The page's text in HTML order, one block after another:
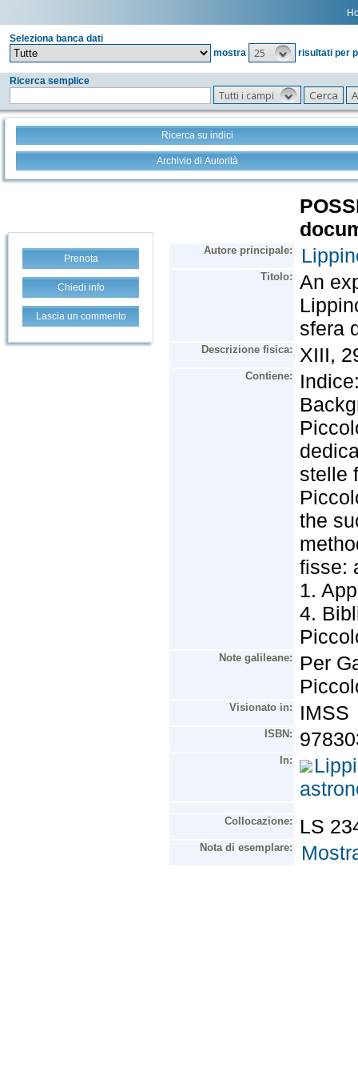
Seleziona banca dati
mostra
25 risultati per
Ricerca semplice
Tutti i campi
Ricerca su indici
Archivio di Autorità
Prenota
Chiedi info
Lascia un commento